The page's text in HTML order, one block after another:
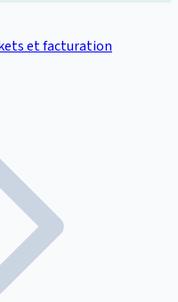
et facturation